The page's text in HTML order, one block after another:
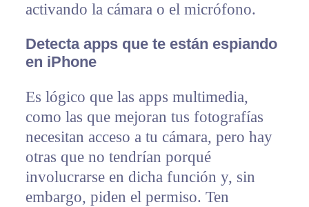
activando la cámara o el micrófono.
Detecta apps que te están espiando
en iPhone
Es lógico que las apps multimedia,
como las que mejoran tus fotografías
necesitan acceso a tu cámara, pero hay
otras que no tendrían porqué
involucrarse en dicha función y, sin
embargo, piden el permiso. Ten